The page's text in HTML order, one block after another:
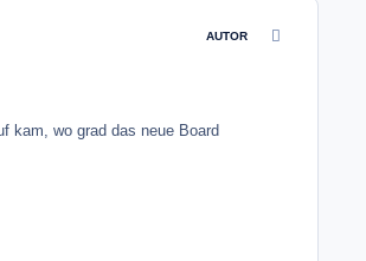
AUTOR comment_3054
kam, wo grad das neue Board